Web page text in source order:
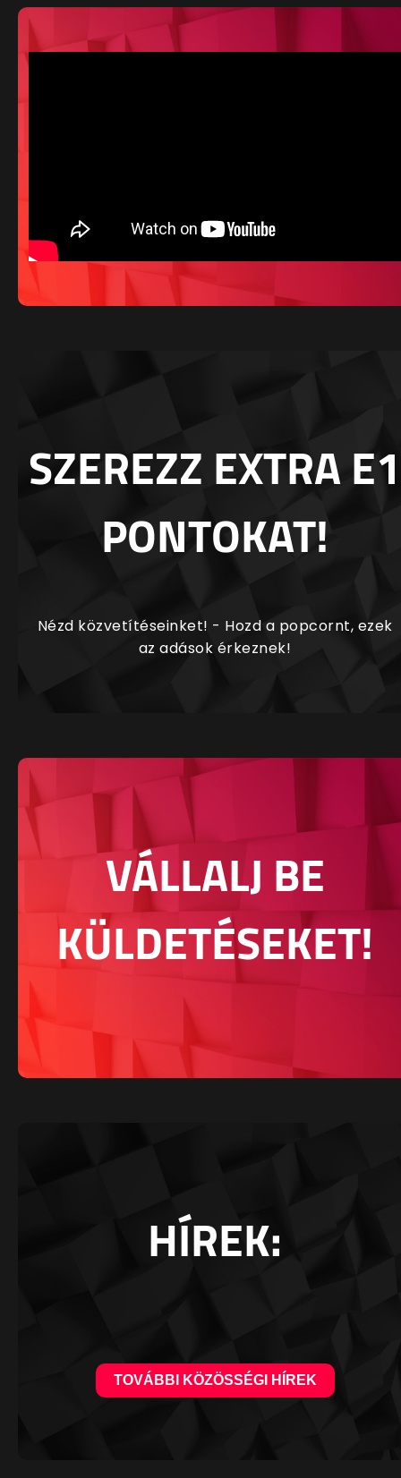
SZEREZZ EXTRA E1
PONTOKAT!
Nézd közvetítéseinket! - Hozd a popcornt, ezek
az adások érkeznek!
VÁLLALJ BE
KÜLDETÉSEKET!
HÍREK:
TOVÁBBI KÖZÖSSÉGI HÍREK